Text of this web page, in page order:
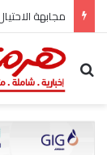
مجابهة
بحث عن